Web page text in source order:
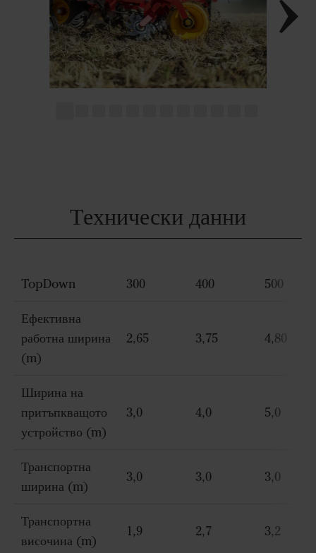
Технически данни
TopDown 300 400 500
Ефективна
работна ширина
(m)
2,65 3,75 4,80
Ширина на
притъпкващото
устройство (m)
3,0 4,0 5,0
Транспортна
ширина (m)
3,0 3,0 3,0
Транспортна
височина (m)
1,9 2,7 3,2